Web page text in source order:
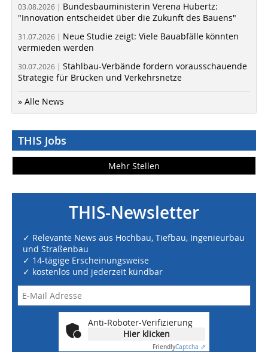
03.08.2026 | Bundesbauministerin Verena Hubertz:
"Innovation entscheidet über die Zukunft des Bauens"
31.07.2026 | Neue Studie zeigt: Viele Bauabfälle könnten
vermieden werden
30.07.2026 | Stahlbau-Verbände fordern vorausschauende
Strategie für Brücken und Verkehrsnetze
» Alle News
THIS Jobs
Mehr Stellen
THIS-Newsletter
✓ Relevante News aus Hochbau, Tiefbau, Ingenieurbau
und Straßenbau
✓ 14-tägige Erscheinungsweise
✓ kostenlos und jederzeit kündbar
Anti-Roboter-Verifizierung
Hier klicken
FriendlyCaptcha ⇗